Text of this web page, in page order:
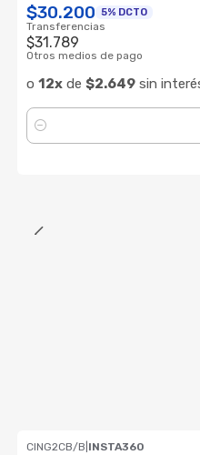
$30.200 5% DCTO
Transferencias
$31.789
Otros medios de pago
o 12xde $2.649sin
Cantidad
CING2CB/B INSTA360